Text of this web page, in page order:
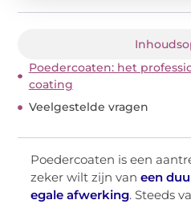
Poedercoaten: het
coating
Veelgestelde vragen
Poedercoaten is een
zeker wilt zijn vaneen
egale afwerking. Steeds